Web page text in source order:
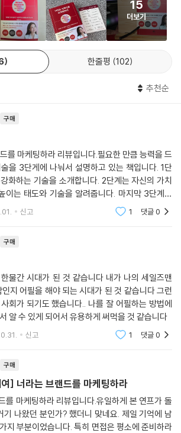
아야 할지 모르겠다.’ ‘지금처럼 계속 일하는 게 맞
뜨리는 질문들이다. ‘나’를 브랜딩한다는 것은 결
인지를 명확히 정하겠다는 말과 같다. 저자는 전
리며 이혼 후 수억 원의 빚을 지지만 무너지지
하는 것을 명확히 알고 있었기 때문이다. “삶의
면서 부딪히는 다양한 문제와 선택 앞에서 판단을
이 바라는 것이 능력을 펼치는 일이라면, 그러나
직, 업계, 국가가 나의 능력을 발휘하기 좋은 장소
는 환경을 찾아 이동하고 기량을 펼칠 수 있다. 눈
어떻게 해결할 수 있을지 고민하다 보면 반드시
다.
하게 바꿔 줄 마법과도 같은 문장이다. 궁극적으
은 ‘나 자신’이다. 내가 납득할 수 없는 목표는 오
러워할 커리어보다 내가 즐겁게 감당할 수 있는
장해야 한다. 이토록 경쟁이 치열한 세상에서, 자
제 선택이 아닌 필수다.
것이 더욱 중요해진 시대다. 직장 생활에서 조직
국 나의 니즈도 채울 수 있을 때 비로소 내가 쓰는
긴다. 나에게 중요한 것을 챙길 줄 아는 태도가 남
을 사는 방법이다. 이 책은 그 방법을 가장 생생한
으로 알려 주고 있다.
이 아직도 생생하다. ‘인간 코카콜라’. 아니, 굳이
잘 알고 탁월하게 표현해내며 처음 본 사람이 몇
낄 수 있을 정도로 강렬했다. 책 속 문장 중 “나는
만들어낸다”라는 표현이 마음 깊이 와닿았다. 나
과제를 마주할 때마다 늘 ‘김숙진’이라는 아이덴티
길을 개척해 왔다. 이 책을 읽는 여러분도 어떤 일
으로 자신만의 길을 담대하게 나아가길 바란다.
울며 커리어를 쌓는 과정을 지켜봐 온 친구로서
《너라는 브랜드를 마케팅하라》는 커리어를 성장
라면 꼭 읽어야 할 책이다. ‘소라언니’라는 이름처
는 인생과 커리어에 대한 지침이 담겨 있다. 솔직
만의 매력이 진하게 담긴 이 책을 추천한다.
국 본사 운영매니저, 현 애쉬베리 대표)
하라》는 화려한 겉모습 이면의 치열한 삶과 성장
한 고백이다. 자신의 이야기를 통해 많은 사람이
줄이고 더 단단해지길 바라는 마음이 깊이 전해진
찾고 싶다면 이 책이 따뜻한 이정표가 되어 줄 것이
15
더보기
한줄평 102
추천순
구매
를 마케팅하라 리뷰입니다.필요한 만큼 능력을 드
을 3단게에 나눠서 설명하고 있는 책입니다. 1단
화하는 기술을 소개합니다. 2단계는 자신의 가치
이는 태도와 기술을 알려줍니다. 마지막 3단계는
단단해지는 삶의 기술을 공유하고 있습니다. 유
신고 1 댓글0
구매
물간 시대가 된 것 같습니다 내가 나의 세일즈맨
지 어필을 해야 되는 시대가 된 것 같습니다 그런
회가 되기도 했습니다.. 나를 잘 어필하는 방법에
알 수 있게 되어서 유용하게 써먹을 것 같습니다
신고 1 댓글0
구매
] 너라는 브랜드를 마케팅하라
를 마케팅하라 리뷰입니다.유일하게 본 연프가 돌
기 나왔던 분인가? 했더니 맞네요. 제일 기억에 남
지 부분이었습니다. 특히 면접은 평소에 준비하라